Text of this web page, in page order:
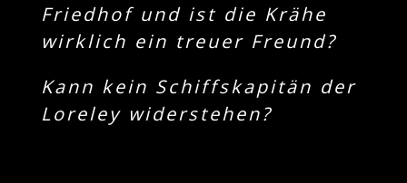
Friedhof und ist die Krähe
wirklich ein treuer Freund?
Kann kein Schiffskapitän der
Loreley widerstehen?